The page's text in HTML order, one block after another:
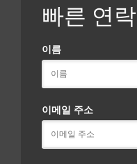
빠른 연락
이름
이메일 주소